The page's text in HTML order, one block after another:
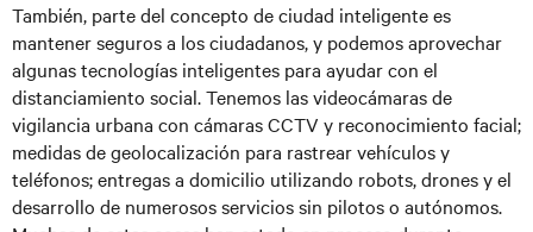
También, parte del concepto de ciudad inteligente es
mantener seguros a los ciudadanos, y podemos aprovechar
algunas tecnologías inteligentes para ayudar con el
distanciamiento social. Tenemos las videocámaras de
vigilancia urbana con cámaras CCTV y reconocimiento facial;
medidas de geolocalización para rastrear vehículos y
teléfonos; entregas a domicilio utilizando robots, drones y el
desarrollo de numerosos servicios sin pilotos o autónomos.